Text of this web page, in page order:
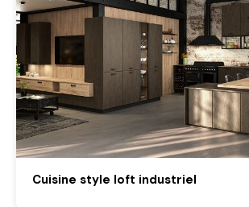
Cuisine style loft industriel